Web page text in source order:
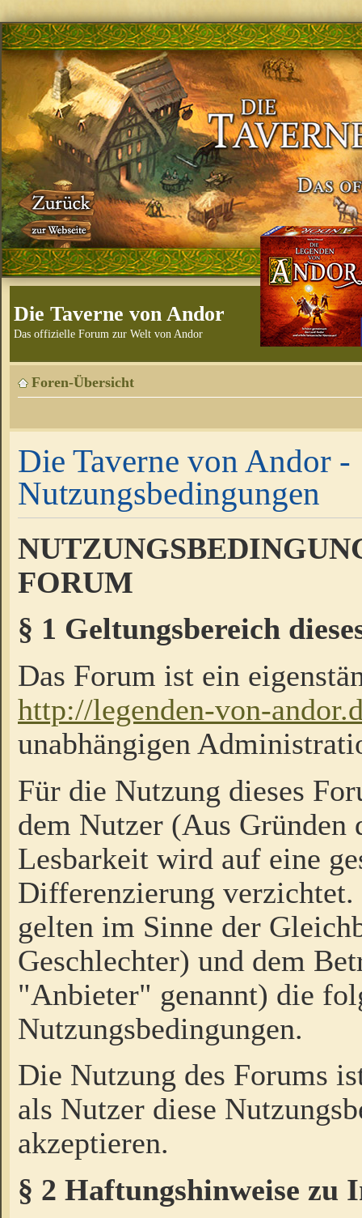
Die Taverne von Andor
Das offizielle Forum zur Welt von Andor
Foren-Übersicht
Die Taverne von Andor -
Nutzungsbedingungen
FORUM
§ 1 Geltungsbereich
Das Forum ist ein
http://legenden-von-
unabhängigen
Für die Nutzung dieses
dem Nutzer (Aus Gründen
Lesbarkeit wird auf eine
Differenzierung
gelten im Sinne der
Geschlechter) und dem
"Anbieter" genannt) die
Nutzungsbedingungen.
Die Nutzung des Forums
als Nutzer diese
akzeptieren.
§ 2 Haftungshinweise zu